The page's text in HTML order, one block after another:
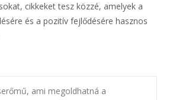
cikkeket tesz közzé, amelyek a
és a pozitív fejlődésére hasznos
ami megoldhatná a